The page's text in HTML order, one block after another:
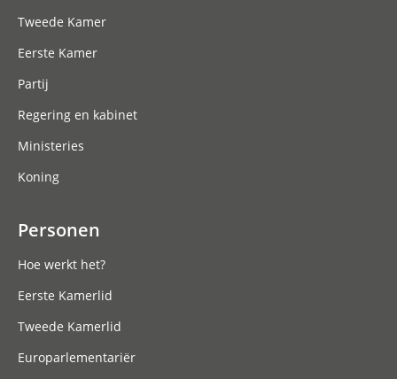
Tweede Kamer
Eerste Kamer
Partij
Regering en kabinet
Ministeries
Koning
Personen
Hoe werkt het?
Eerste Kamerlid
Tweede Kamerlid
Europarlementariër